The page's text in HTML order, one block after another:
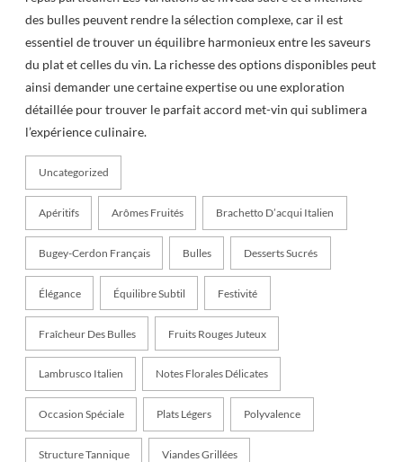
des bulles peuvent rendre la sélection complexe, car il est
essentiel de trouver un équilibre harmonieux entre les saveurs
du plat et celles du vin. La richesse des options disponibles peut
ainsi demander une certaine expertise ou une exploration
détaillée pour trouver le parfait accord met-vin qui sublimera
l’expérience culinaire.
Uncategorized
Apéritifs Arômes Fruités Brachetto D’acqui Italien
Bugey-Cerdon Français Bulles Desserts Sucrés
Élégance Équilibre Subtil Festivité
Fraîcheur Des Bulles Fruits Rouges Juteux
Lambrusco Italien Notes Florales Délicates
Occasion Spéciale Plats Légers Polyvalence
Structure Tannique Viandes Grillées